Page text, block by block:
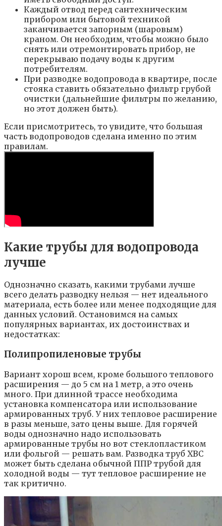
Каждый отвод перед сантехническим
прибором или бытовой техникой
заканчивается запорным (шаровым)
краном. Он необходим, чтобы можно было
снять или отремонтировать прибор, не
перекрываю подачу воды к другим
потребителям.
При разводке водопровода в квартире, после
стояка ставить обязательно фильтр грубой
очистки (дальнейшие фильтры по желанию,
но этот должен быть).
Если присмотритесь, то увидите, что большая
часть водопроводов сделана именно по этим
правилам.
Какие трубы для водопровода
лучше
Однозначно сказать, какими трубами лучше
всего делать разводку нельзя — нет идеального
материала, есть более или менее подходящие для
данных условий. Остановимся на самых
популярных вариантах, их достоинствах и
недостатках:
Полипропиленовые трубы
Вариант хорош всем, кроме большого теплового
расширения — до 5 см на 1 метр, а это очень
много. При длинной трассе необходима
установка компенсатора или использование
армированных труб. У них тепловое расширение
в разы меньше, зато цены выше. Для горячей
воды однозначно надо использовать
армированные трубы но вот стеклопластиком
или фольгой — решать вам. Разводка труб ХВС
может быть сделана обычной ППР трубой для
холодной воды — тут тепловое расширение не
так критично.